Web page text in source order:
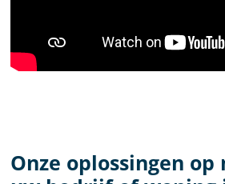
Onze oplossingen op